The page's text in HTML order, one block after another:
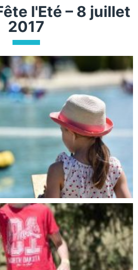
l'Eté – 8 juillet
2017